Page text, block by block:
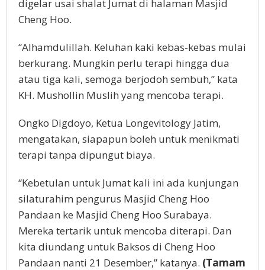
digelar usai shalat Jumat di halaman Masjid
Cheng Hoo.
“Alhamdulillah. Keluhan kaki kebas-kebas mulai
berkurang. Mungkin perlu terapi hingga dua
atau tiga kali, semoga berjodoh sembuh,” kata
KH. Mushollin Muslih yang mencoba terapi.
Ongko Digdoyo, Ketua Longevitology Jatim,
mengatakan, siapapun boleh untuk menikmati
terapi tanpa dipungut biaya.
“Kebetulan untuk Jumat kali ini ada kunjungan
silaturahim pengurus Masjid Cheng Hoo
Pandaan ke Masjid Cheng Hoo Surabaya.
Mereka tertarik untuk mencoba diterapi. Dan
kita diundang untuk Baksos di Cheng Hoo
Pandaan nanti 21 Desember,” katanya. (Tamam